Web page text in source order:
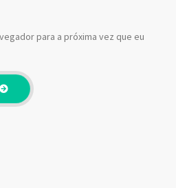
para a próxima vez que eu